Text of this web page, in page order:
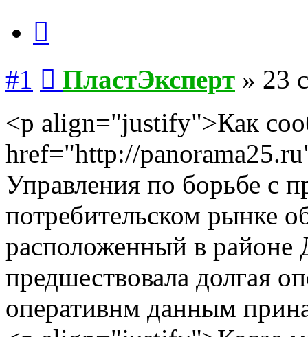
#1 ПластЭксперт » 23
<p align="justify">Как
href="http://
Управления по борьбе с
потребительском рынке
расположенный в
предшествовала долгая
оперативнм данным